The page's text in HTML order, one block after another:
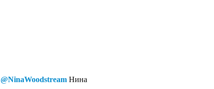
@NinaWoodstream Нина